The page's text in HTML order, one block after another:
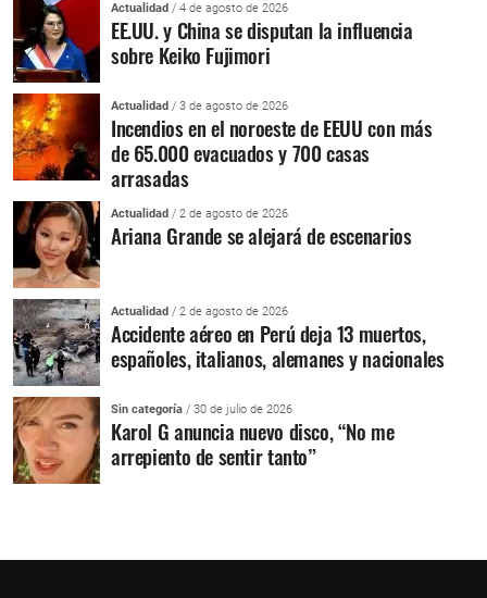
Actualidad / 4 de agosto de 2026
EE.UU. y China se disputan la influencia
sobre Keiko Fujimori
Actualidad / 3 de agosto de 2026
Incendios en el noroeste de EEUU con más
de 65.000 evacuados y 700 casas
arrasadas
Actualidad / 2 de agosto de 2026
Ariana Grande se alejará de escenarios
Actualidad / 2 de agosto de 2026
Accidente aéreo en Perú deja 13 muertos,
españoles, italianos, alemanes y nacionales
Sin categoría / 30 de julio de 2026
Karol G anuncia nuevo disco, “No me
arrepiento de sentir tanto”